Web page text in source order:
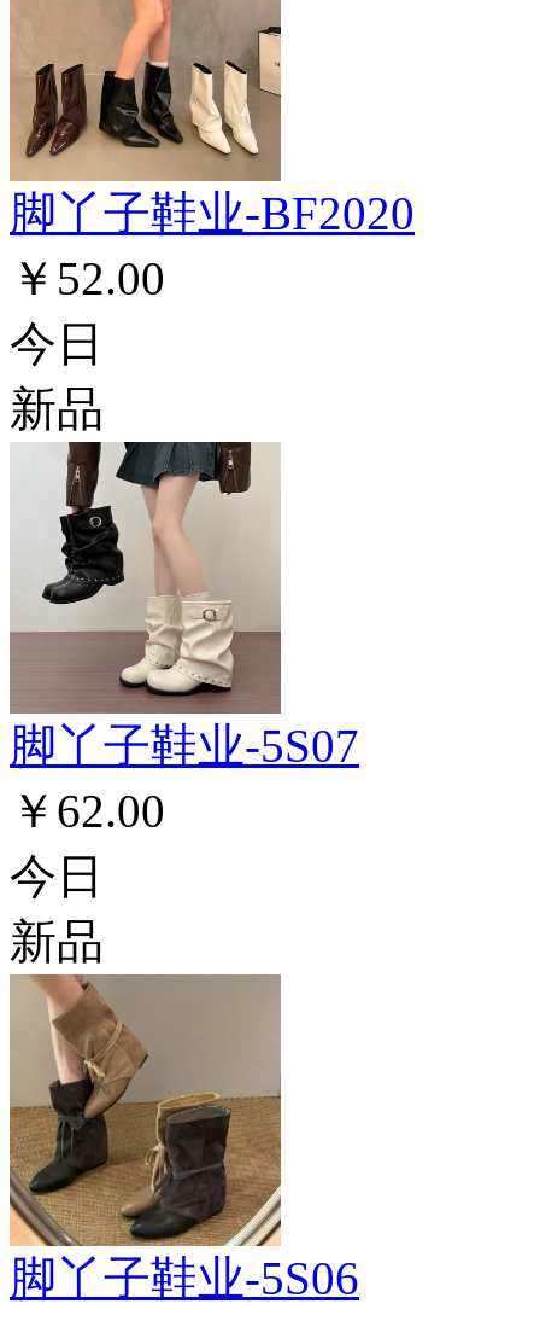
脚丫子鞋业-BF2020
￥52.00
今日
新品
脚丫子鞋业-5S07
￥62.00
今日
新品
脚丫子鞋业-5S06